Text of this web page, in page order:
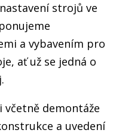
strojů ve
a vybavením pro
ať už se jedná o
demontáže
a uvedení